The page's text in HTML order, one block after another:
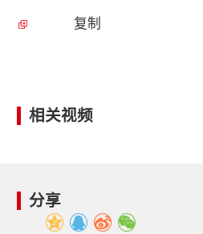
复制
相关视频
分享